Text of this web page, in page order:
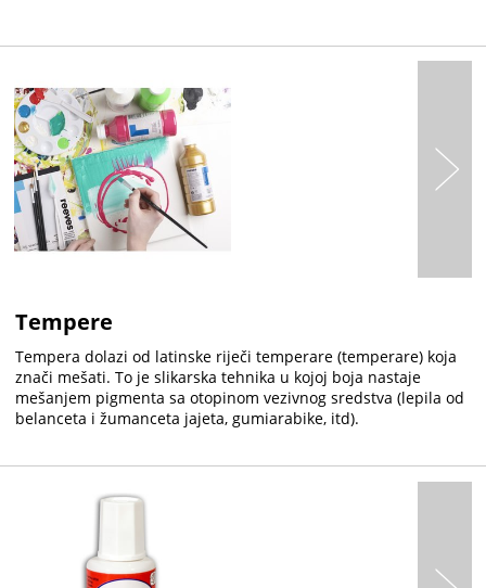
Tempere
Tempera dolazi od latinske riječi temperare (temperare) koja
znači mešati. To je slikarska tehnika u kojoj boja nastaje
mešanjem pigmenta sa otopinom vezivnog sredstva (lepila od
belanceta i žumanceta jajeta, gumiarabike, itd).